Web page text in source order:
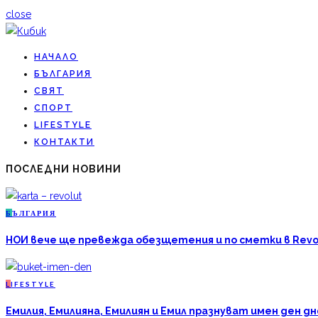
close
НАЧАЛО
БЪЛГАРИЯ
СВЯТ
СПОРТ
LIFESTYLE
КОНТАКТИ
ПОСЛЕДНИ НОВИНИ
Б ЪЛГАРИЯ
НОИ вече ще превежда обезщетения и по сметки в
L IFESTYLE
Емилия, Емилияна, Емилиян и Емил празнуват имен ден